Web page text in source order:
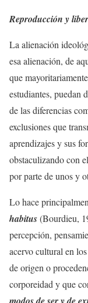
Reproducción y
La alienación
esa alienación, de
que
estudiantes, puedan
de las diferencias
exclusiones que
aprendizajes y sus
obstaculizando con
por parte de unos y
Lo hace
habitus(Bourdieu,
percepción,
acervo cultural en
de origen o
corporeidad y que